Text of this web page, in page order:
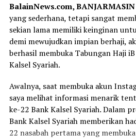
BalainNews.com, BANJARMASIN
yang sederhana, tetapi sangat
sekian lama memiliki keinginan
demi mewujudkan impian berhaji,
berhasil membuka Tabungan Haji
Kalsel Syariah.
Awalnya, saat membuka akun
saya melihat informasi menarik
ke-22 Bank Kalsel Syariah. Dalam
Bank Kalsel Syariah memberikan
22 nasabah pertama yang